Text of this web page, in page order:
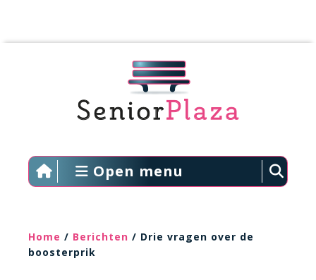
Open menu
Home / Berichten / Drie vragen over de
boosterprik